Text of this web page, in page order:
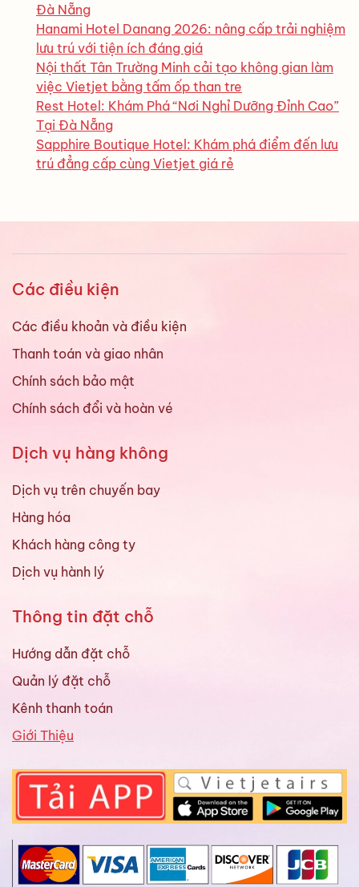
Đà Nẵng
Hanami Hotel Danang 2026: nâng cấp trải nghiệm
lưu trú với tiện ích đáng giá
Nội thất Tân Trường Minh cải tạo không gian làm
việc Vietjet bằng tấm ốp than tre
Rest Hotel: Khám Phá “Nơi Nghỉ Dưỡng Đỉnh Cao”
Tại Đà Nẵng
Sapphire Boutique Hotel: Khám phá điểm đến lưu
trú đẳng cấp cùng Vietjet giá rẻ
Các điều kiện
Các điều khoản và điều kiện
Thanh toán và giao nhân
Chính sách bảo mật
Chính sách đổi và hoàn vé
Dịch vụ hàng không
Dịch vụ trên chuyến bay
Hàng hóa
Khách hàng công ty
Dịch vụ hành lý
Thông tin đặt chỗ
Hướng dẫn đặt chỗ
Quản lý đặt chỗ
Kênh thanh toán
Giới Thiệu